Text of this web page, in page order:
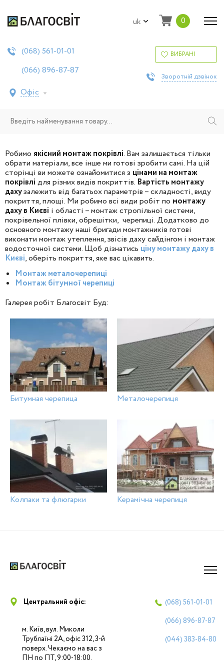
uk 0
(068) 561-01-01
(066) 896-87-87
Офіс
ВИБРАНІ
Зворотній дзвінок
Робимо якісний монтаж покрівлі. Вам залишається тільки
обрати матеріали, все інше ми готові зробити самі. На цій
сторінці ви можете ознайомитися з цінами на монтаж
покрівлі для різних видів покриттів. Вартість монтажу
дахузалежить від багатьох параметрів – складності, виду
покриття, площі. Ми робимо всі види робіт по монтажу
даху в Києві і області – монтаж стропільної системи,
покрівельної плівки, обрешітки, черепиці. Додатково до
основного монтажу наші бригади монтажників готові
виконати монтаж утеплення, звісів даху сайдінгом і монтаж
водосточної системи. Щоб дізнатись ціну монтажу даху в
Києві, оберіть покриття, яке вас цікавить.
Монтаж металочерепиці
Монтаж бітумної черепиці
Галерея робіт Благосвіт Буд:
Битумная черепица Металочерепиця
Колпаки та флюгарки Керамічна черепиця
Центральний офіс:
м. Київ, вул. Миколи
Трублаїні 2А, офіс 312, 3-й
поверх. Чекаємо на вас з
ПН по ПТ, 9:00-18:00.
(068) 561-01-01
(066) 896-87-87
(044) 383-84-80